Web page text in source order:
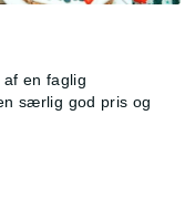
en faglig
særlig god pris og